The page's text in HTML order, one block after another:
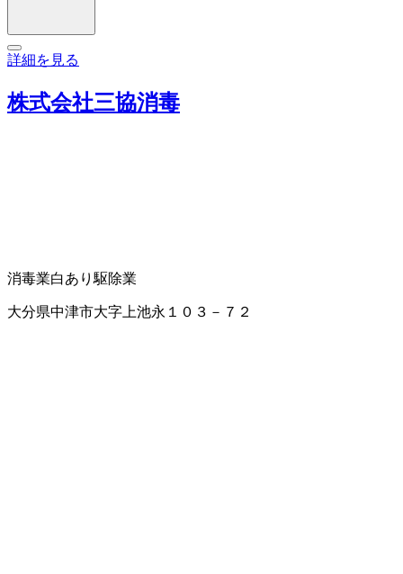
詳細を見る
株式会社三協消毒
消毒業白あり駆除業
大分県中津市大字上池永１０３－７２